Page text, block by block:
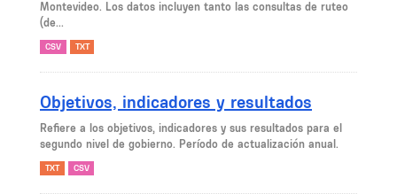
Montevideo. Los datos incluyen tanto las consultas de ruteo
(de...
CSV TXT
Objetivos, indicadores y resultados
Refiere a los objetivos, indicadores y sus resultados para el
segundo nivel de gobierno. Período de actualización anual.
TXT CSV